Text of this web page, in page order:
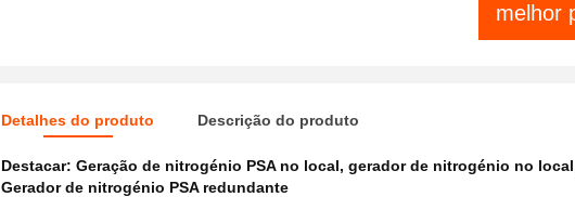
melhor
Detalhes do produto Descrição do produto
Destacar: Geração de nitrogénio PSA no local, gerador de nitrogénio no local
Gerador de nitrogénio PSA redundante